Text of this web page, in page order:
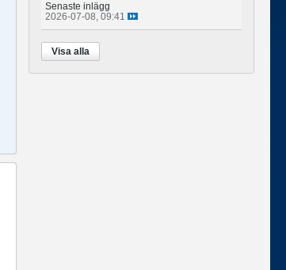
Senaste inlägg
2026-07-08, 09:41
Visa alla